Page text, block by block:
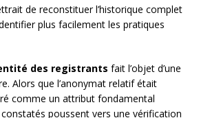
de reconstituer l’historique complet
plus facilement les pratiques
des registrants fait l’objet d’une
Alors que l’anonymat relatif était
comme un attribut fondamental
constatés poussent vers une vérification